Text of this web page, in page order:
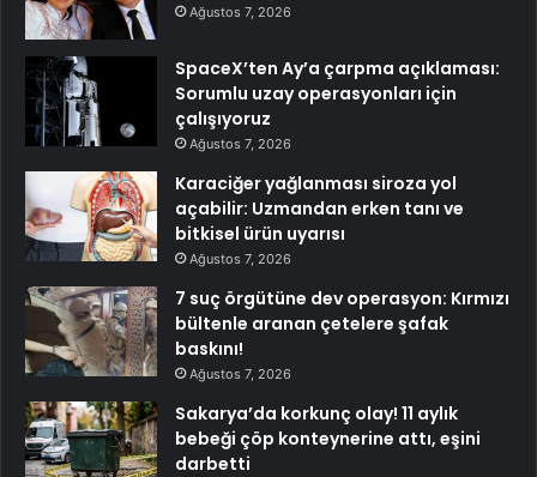
Ağustos 7, 2026
SpaceX’ten Ay’a çarpma açıklaması:
Sorumlu uzay operasyonları için
çalışıyoruz
Ağustos 7, 2026
Karaciğer yağlanması siroza yol
açabilir: Uzmandan erken tanı ve
bitkisel ürün uyarısı
Ağustos 7, 2026
7 suç örgütüne dev operasyon: Kırmızı
bültenle aranan çetelere şafak
baskını!
Ağustos 7, 2026
Sakarya’da korkunç olay! 11 aylık
bebeği çöp konteynerine attı, eşini
darbetti